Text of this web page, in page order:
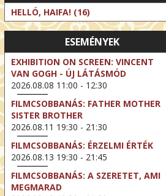
HELLÓ, HAIFA! (16)
ESEMÉNYEK
EXHIBITION ON SCREEN: VINCENT
VAN GOGH - ÚJ LÁTÁSMÓD
2026.08.08 11:00 - 12:30
FILMCSOBBANÁS: FATHER MOTHER
SISTER BROTHER
2026.08.11 19:30 - 21:30
FILMCSOBBANÁS: ÉRZELMI ÉRTÉK
2026.08.13 19:30 - 21:45
FILMCSOBBANÁS: A SZERETET, AMI
MEGMARAD